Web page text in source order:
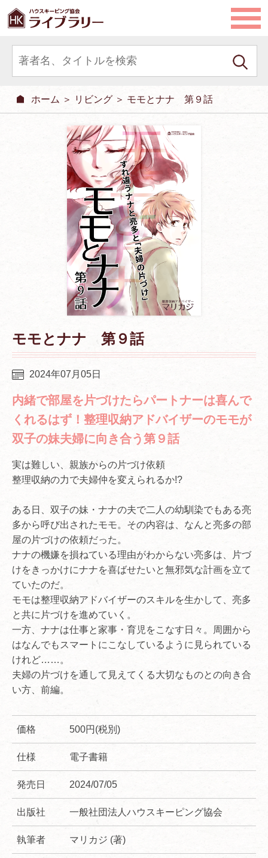
ホーム ＞ リビング ＞ モモとナナ 第９話
モモとナナ 第９話
2024年07月05日
内緒で部屋を片づけたらパートナーは喜んで
くれるはず！整理収納アドバイザーのモモが
双子の妹夫婦に向き合う第９話
実は難しい、親族からの片づけ依頼
整理収納の力で夫婦仲を変えられるか!?
ある日、双子の妹・ナナの夫で二人の幼馴染でもある亮
多から呼び出されたモモ。その内容は、なんと亮多の部
屋の片づけの依頼だった。
ナナの機嫌を損ねている理由がわからない亮多は、片づ
けをきっかけにナナを喜ばせたいと無邪気な計画を立て
ていたのだ。
モモは整理収納アドバイザーのスキルを生かして、亮多
と共に片づけを進めていく。
一方、ナナは仕事と家事・育児をこなす日々。周囲から
はなんでもスマートにこなしているように見られている
けれど……。
夫婦の片づけを通して見えてくる大切なものとの向き合
い方、前編。
価格 500円(税別)
仕様 電子書籍
発売日 2024/07/05
出版社 一般社団法人ハウスキーピング協会
執筆者 マリカジ (著)